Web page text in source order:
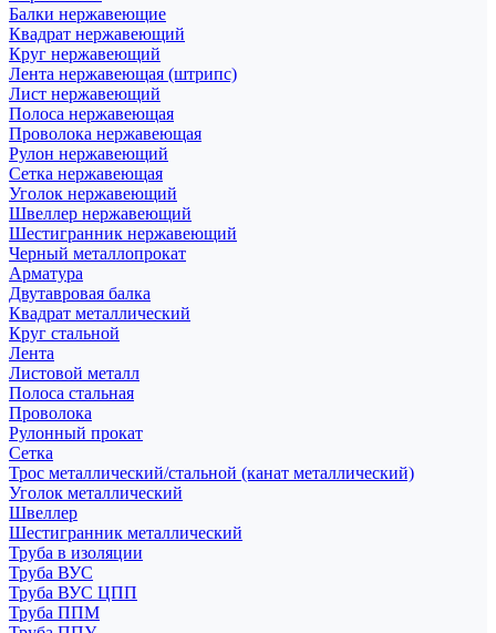
Балки нержавеющие
Квадрат нержавеющий
Круг нержавеющий
Лента нержавеющая (штрипс)
Лист нержавеющий
Полоса нержавеющая
Проволока нержавеющая
Рулон нержавеющий
Сетка нержавеющая
Уголок нержавеющий
Швеллер нержавеющий
Шестигранник нержавеющий
Черный металлопрокат
Арматура
Двутавровая балка
Квадрат металлический
Круг стальной
Лента
Листовой металл
Полоса стальная
Проволока
Рулонный прокат
Сетка
Трос металлический/стальной (канат металлический)
Уголок металлический
Швеллер
Шестигранник металлический
Труба в изоляции
Труба ВУС
Труба ВУС ЦПП
Труба ППМ